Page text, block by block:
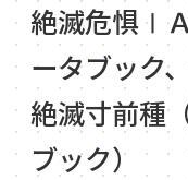
絶滅危惧Ⅰ
ータブック
絶滅寸前種
ブック）